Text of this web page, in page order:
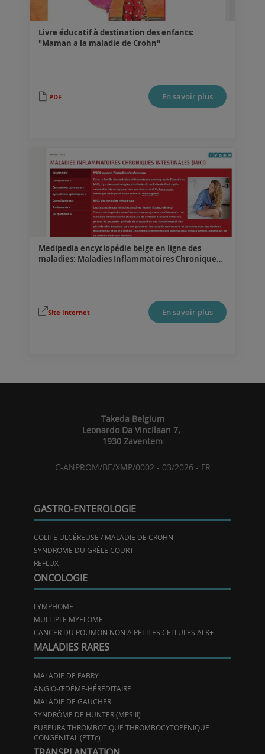
Livre éducatif à destination des enfants:
"Maman a la maladie de Crohn"
PDF En savoir plus
Medipedia encyclopédie belge en ligne des
maladies: Maladies Inflammatoires Chroniques
Site Internet En savoir plus
Takeda Belgium
Leonardo Da Vincilaan 7,
1930 Zaventem
C-ANPROM/BE/XMP/0002 - 03/2026 - FR
GASTRO-ENTEROLOGIE
COLITE ULCÉREUSE / MALADIE DE CROHN
SYNDROME DU GRÊLE COURT
REFLUX
ONCOLOGIE
LYMPHOME
MULTIPLE MYELOME
CANCER DU POUMON NON A PETITES CELLULES ALK+
MALADIES RARES
MALADIE DE FABRY
ANGIO-ŒDÈME-HÉRÉDITAIRE
MALADIE DE GAUCHER
SYNDRÔME DE HUNTER (MPS II)
PURPURA THROMBOTIQUE THROMBOCYTOPÉNIQUE
CONGÉNITAL (PTTc)